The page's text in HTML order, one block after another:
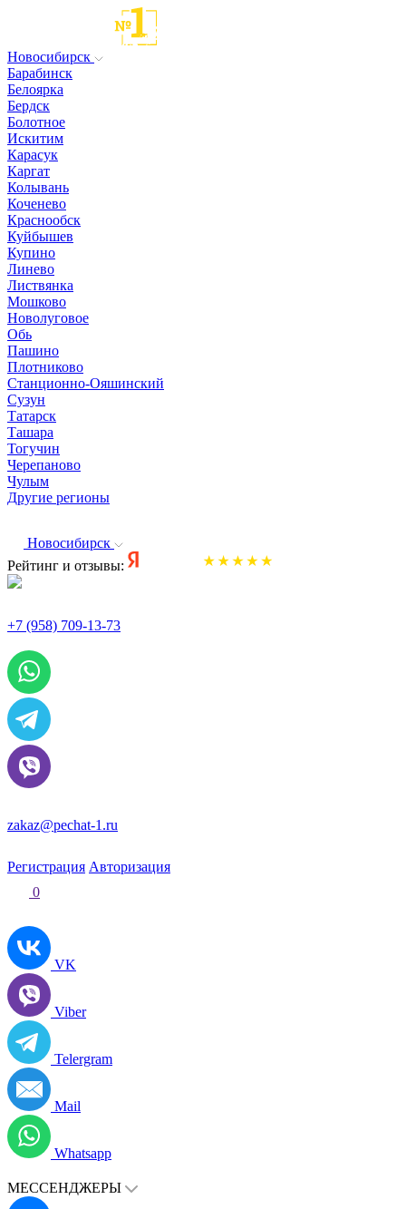
Новосибирск
Барабинск
Белоярка
Бердск
Болотное
Искитим
Карасук
Каргат
Колывань
Коченево
Краснообск
Куйбышев
Купино
Линево
Листвянка
Мошково
Новолуговое
Обь
Пашино
Плотниково
Станционно-Ояшинский
Сузун
Татарск
Ташара
Тогучин
Черепаново
Чулым
Другие регионы
Новосибирск
Рейтинг и отзывы:
+7 (958) 709-13-73
zakaz@pechat-1.ru
Регистрация Авторизация
0
VK
Viber
Telergram
Mail
Whatsapp
МЕССЕНДЖЕРЫ